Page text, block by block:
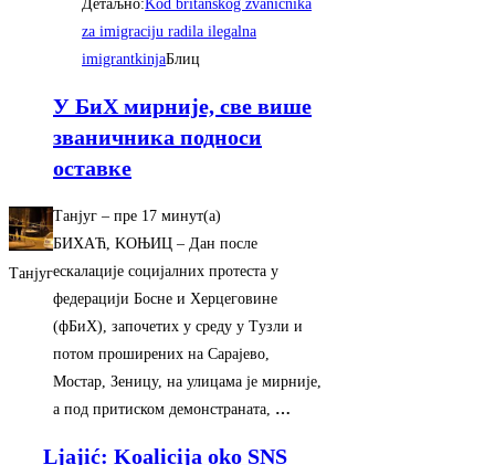
Детаљно:Kod britanskog zvaničnika
za imigraciju radila ilegalna
imigrantkinjaБлиц
Танјуг
У БиХ мирниjе, све више
званичника подноси
оставке
Танјуг – ‎пре 17 минут(а)‎
БИХAЋ, KOЊИЦ – Дан после
ескалациjе социjалних протеста у
федерациjи Босне и Херцеговине
(фБиХ), започетих у среду у Tузли и
потом проширених на Сараjево,
Mостар, Зеницу, на улицама jе мирниjе,
а под притиском демонстраната, …
Ljajić: Koalicija oko SNS